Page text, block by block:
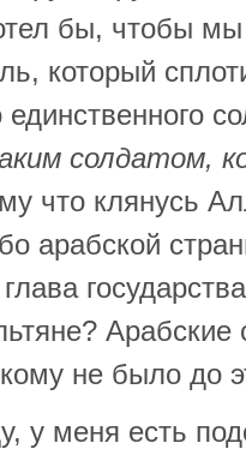
бы, чтобы
который
солдатом,
что клянусь
арабской
Арабские
не было до
у меня есть